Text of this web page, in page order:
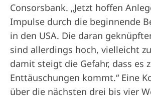
Consorsbank. „Jetzt hoffen
Impulse durch die beginnende
in den USA. Die daran
sind allerdings hoch, vielleicht
damit steigt die Gefahr, dass es
Enttäuschungen kommt.“ Eine
über die nächsten drei bis vier